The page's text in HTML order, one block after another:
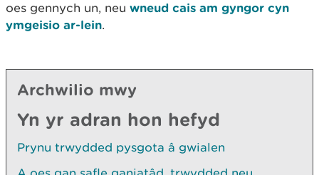
oes gennych un, neu wneud cais am gyngor cyn
ymgeisio ar-lein.
Archwilio mwy
Yn yr adran hon hefyd
Prynu trwydded pysgota â gwialen